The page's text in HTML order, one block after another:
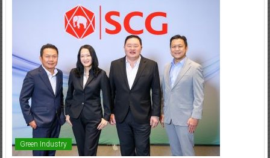
Green Industry